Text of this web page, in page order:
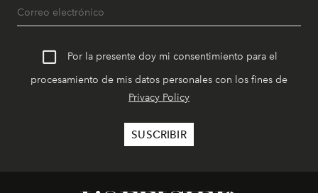
Por la presente doy mi consentimiento para el
procesamiento de mis datos personales con los fines de
Privacy Policy